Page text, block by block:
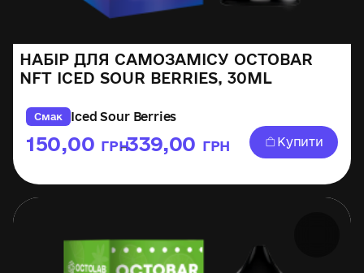
НАБІР ДЛЯ САМОЗАМІСУ OCTOBAR
NFT ICED SOUR BERRIES, 30ML
Смак Iced Sour Berries
150,00 ГРН
–339,00 ГРН Купити